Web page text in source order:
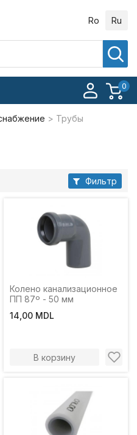
Ro Ru
0
Трубы
Фильтр
Колено канализационное
ПП 87º - 50 мм
14,00 MDL
В корзину